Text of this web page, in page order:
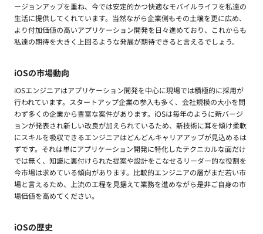
ージョンアップを重ね、今では安定的かつ快適なモバイルライフを私達の
生活に提供してくれています。当然ながら企業側もその土壌を更に広め、
より付加価値の高いアプリケーション開発を日々進めており、これからも
私達の期待を大きく上回るような発展が期待できると言えるでしょう。
iOSの市場動向
iOSエンジニアはアプリケーション開発を中心に現場では積極的に採用が
行われています。スタートアップ企業の参入も多く、会社規模の大小を問
わず多くの企業から豊富な案件があります。iOSは毎年のように新バージ
ョンが発表され新しい改良が加えられているため、新技術に耳を傾け柔軟
にスキルを吸収できるエンジニアはどんどんキャリアアップが見込めるは
ずです。それは単にアプリケーション開発に特化したテクニカルな面だけ
では無く、知識に裏付けられた提案や設計をこなせるリーダー的な役割を
今市場は求めている傾向があります。比較的エンジニアの層がまだ若い市
場と言えるため、上流の工程を見据えて業務を進めながら是非ご自身の市
場価値を高めてください。
iOSの歴史